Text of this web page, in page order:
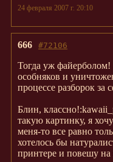
24 февраля 2007 г. 20:10
#72106
666
Тогда уж файерболом!
особняков и
процессе разборок за
Блин,
такую картинку, я
меня-то все равно
хотелось бы
принтере и повешу